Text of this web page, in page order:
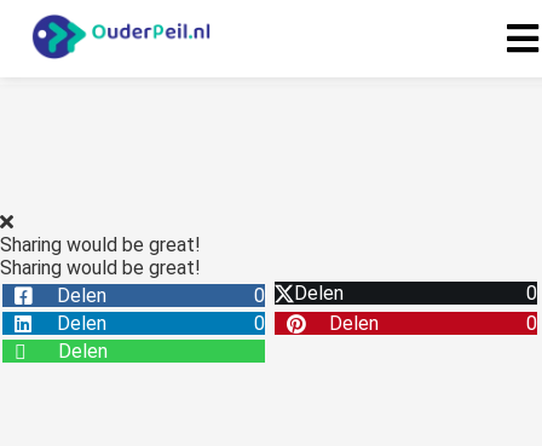
Sharing would be great!
Sharing would be great!
Delen
0 Delen
0
Delen
0 Delen
0
Delen